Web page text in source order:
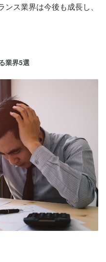
ス業界は今後も成長し、
業界5選